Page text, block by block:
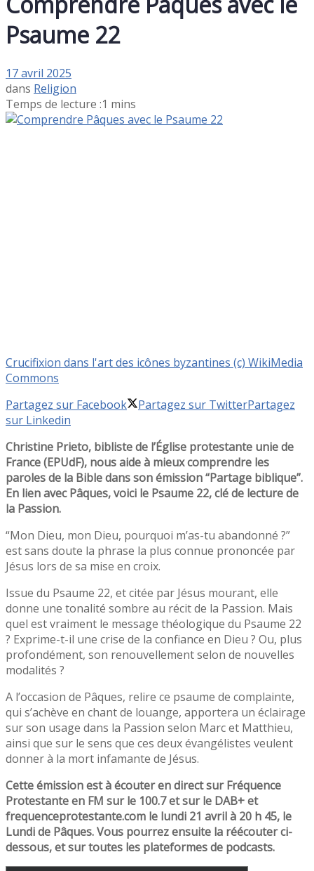
Psaume 22
17 avril 2025
dans Religion
Temps de lecture :1 mins
Crucifixion dans l'art des icônes byzantines (c) WikiMedia
Commons
Partagez sur Facebook
Partagez sur TwitterPartagez
sur Linkedin
Christine Prieto, bibliste de l’Église protestante unie de
France (EPUdF), nous aide à mieux comprendre les
paroles de la Bible dans son émission “Partage biblique”.
En lien avec Pâques, voici le Psaume 22, clé de lecture de
la Passion.
“Mon Dieu, mon Dieu, pourquoi m’as-tu abandonné ?”
est sans doute la phrase la plus connue prononcée par
Jésus lors de sa mise en croix.
Issue du Psaume 22, et citée par Jésus mourant, elle
donne une tonalité sombre au récit de la Passion. Mais
quel est vraiment le message théologique du Psaume 22
? Exprime-t-il une crise de la confiance en Dieu ? Ou, plus
profondément, son renouvellement selon de nouvelles
modalités ?
A l’occasion de Pâques, relire ce psaume de complainte,
qui s’achève en chant de louange, apportera un éclairage
sur son usage dans la Passion selon Marc et Matthieu,
ainsi que sur le sens que ces deux évangélistes veulent
donner à la mort infamante de Jésus.
Cette émission est à écouter en direct sur Fréquence
Protestante en FM sur le 100.7 et sur le DAB+ et
frequenceprotestante.com le lundi 21 avril à 20 h 45, le
Lundi de Pâques. Vous pourrez ensuite la réécouter ci-
dessous, et sur toutes les plateformes de podcasts.